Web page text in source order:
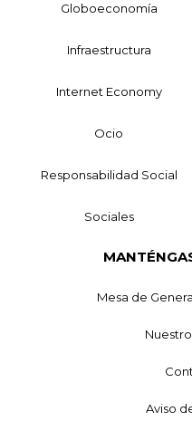
Globoeconomía
Infraestructura
Internet Economy
Ocio
Responsabilidad Social
Sociales
Mesa de
Aviso